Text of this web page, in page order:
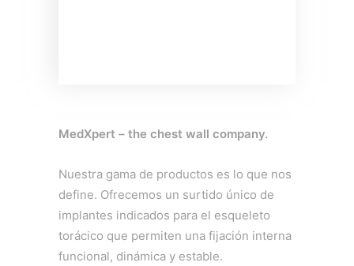
MedXpert – the chest wall company.
Nuestra gama de productos es lo que nos
define. Ofrecemos un surtido único de
implantes indicados para el esqueleto
torácico que permiten una fijación interna
funcional, dinámica y estable.